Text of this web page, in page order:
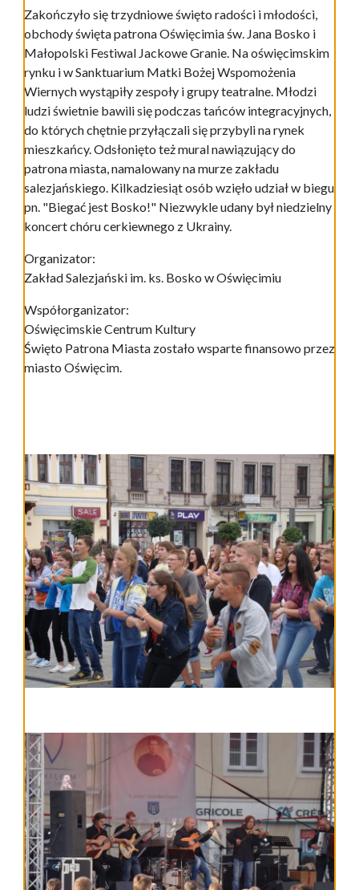
Zakończyło się trzydniowe święto radości i młodości,
obchody święta patrona Oświęcimia św. Jana Bosko i
Małopolski Festiwal Jackowe Granie. Na oświęcimskim
rynku i w Sanktuarium Matki Bożej Wspomożenia
Wiernych wystąpiły zespoły i grupy teatralne. Młodzi
ludzi świetnie bawili się podczas tańców integracyjnych,
do których chętnie przyłączali się przybyli na rynek
mieszkańcy. Odsłonięto też mural nawiązujący do
patrona miasta, namalowany na murze zakładu
salezjańskiego. Kilkadziesiąt osób wzięło udział w biegu
pn. "Biegać jest Bosko!" Niezwykle udany był niedzielny
koncert chóru cerkiewnego z Ukrainy.
Organizator:
Zakład Salezjański im. ks. Bosko w Oświęcimiu
Współorganizator:
Oświęcimskie Centrum Kultury
Święto Patrona Miasta zostało wsparte finansowo przez
miasto Oświęcim.